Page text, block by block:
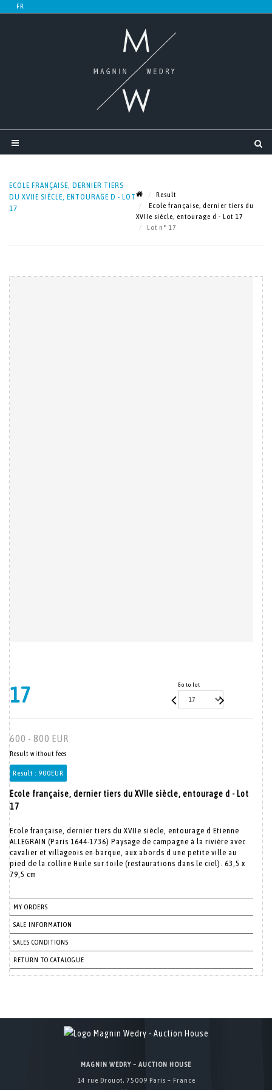
ECOLE FRANÇAISE, DERNIER TIERS
DU XVIIE SIÈCLE, ENTOURAGE D - LOT
17
Result
Ecole française, dernier tiers du
XVIIe siècle, entourage d - Lot 17
Lot n° 17
17 Go to lot
600 - 800 EUR
Result without fees
Result : 900EUR
Ecole française, dernier tiers du XVIIe siècle, entourage d - Lot
17
Ecole française, dernier tiers du XVIIe siècle, entourage d Etienne
ALLEGRAIN (Paris 1644-1736) Paysage de campagne à la rivière avec
cavalier et villageois en barque, aux abords d une petite ville au
pied de la colline Huile sur toile (restaurations dans le ciel). 63,5 x
79,5 cm
MY ORDERS
SALE INFORMATION
SALES CONDITIONS
RETURN TO CATALOGUE
MAGNIN WEDRY – AUCTION HOUSE
14 rue Drouot, 75009 Paris – France